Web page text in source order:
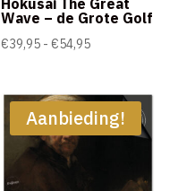
Wave – de Grote Golf
€39,95 - €54,95Prijsklasse:
€54,95
Aanbieding!